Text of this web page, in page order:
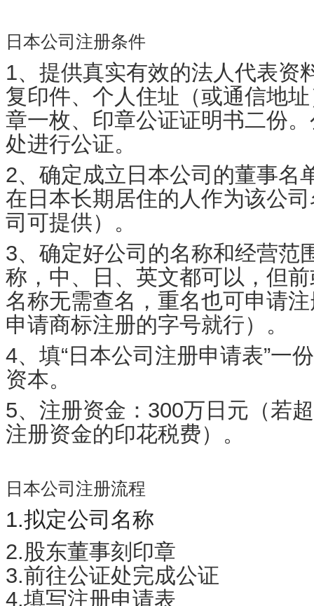
日本公司注册条件
1、提供真实有效的法人代表资
复印件、个人住址（或通信地
章一枚、印章公证证明书二份
处进行公证。
2、确定成立日本公司的董事名
在日本长期居住的人作为该公
司可提供）。
3、确定好公司的名称和经营范
称，中、日、英文都可以，但
名称无需查名，重名也可申请
申请商标注册的字号就行）。
4、填“日本公司注册申请表”一
资本。
5、注册资金：300万日元（若
注册资金的印花税费）。
日本公司注册流程
1.拟定公司名称
2.股东董事刻印章
3.前往公证处完成公证
4.填写注册申请表